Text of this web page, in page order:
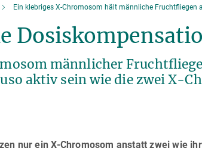
Ein klebriges X-Chromosom hält männliche Fruchtfliegen
männlicher
aktiv sein wie die zwei X-
nur ein X-Chromosom anstatt zwei wie